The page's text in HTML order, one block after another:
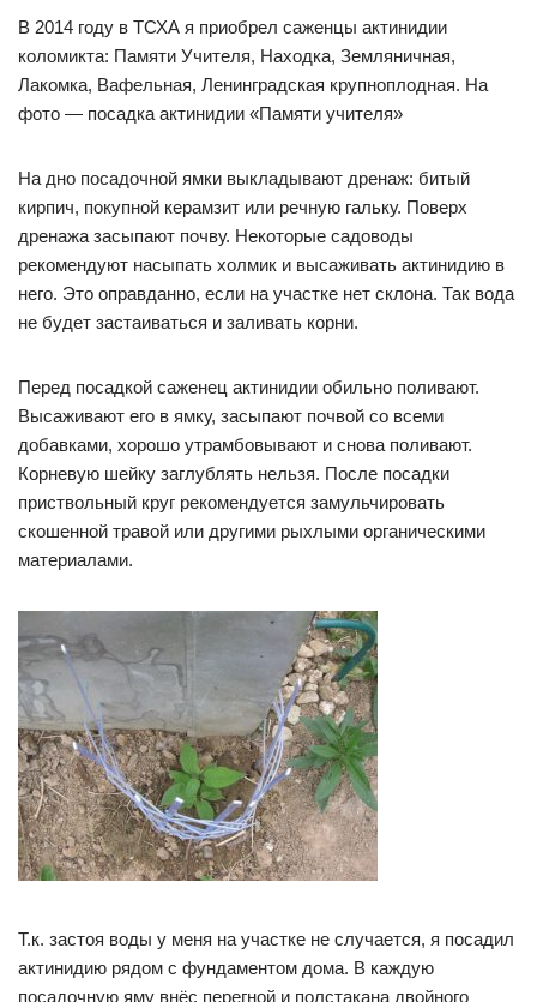
В 2014 году в ТСХА я приобрел саженцы актинидии
коломикта: Памяти Учителя, Находка, Земляничная,
Лакомка, Вафельная, Ленинградская крупноплодная. На
фото — посадка актинидии «Памяти учителя»
На дно посадочной ямки выкладывают дренаж: битый
кирпич, покупной керамзит или речную гальку. Поверх
дренажа засыпают почву. Некоторые садоводы
рекомендуют насыпать холмик и высаживать актинидию в
него. Это оправданно, если на участке нет склона. Так вода
не будет застаиваться и заливать корни.
Перед посадкой саженец актинидии обильно поливают.
Высаживают его в ямку, засыпают почвой со всеми
добавками, хорошо утрамбовывают и снова поливают.
Корневую шейку заглублять нельзя. После посадки
приствольный круг рекомендуется замульчировать
скошенной травой или другими рыхлыми органическими
материалами.
Т.к. застоя воды у меня на участке не случается, я посадил
актинидию рядом с фундаментом дома. В каждую
посадочную яму внёс перегной и полстакана двойного